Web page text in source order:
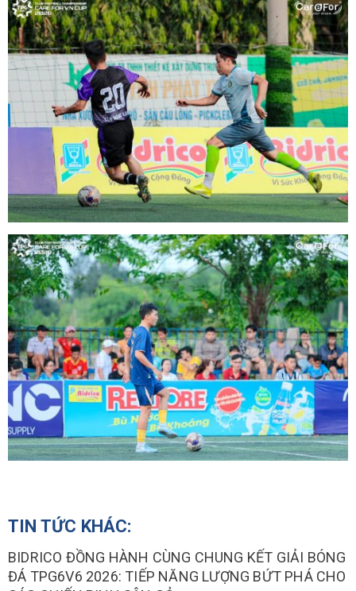
TIN TỨC KHÁC:
BIDRICO ĐỒNG HÀNH CÙNG CHUNG KẾT GIẢI BÓNG
ĐÁ TPG6V6 2026: TIẾP NĂNG LƯỢNG BỨT PHÁ CHO